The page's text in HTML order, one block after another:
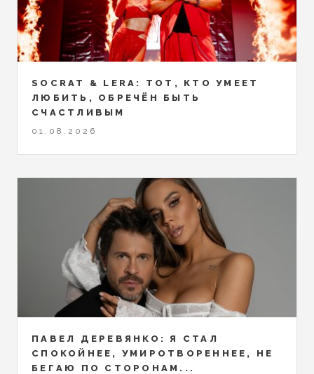
SOCRAT & LERA: ТОТ, КТО УМЕЕТ
ЛЮБИТЬ, ОБРЕЧЁН БЫТЬ
СЧАСТЛИВЫМ
01.08.2026
ПАВЕЛ ДЕРЕВЯНКО: Я СТАЛ
СПОКОЙНЕЕ, УМИРОТВОРЕННЕЕ, НЕ
БЕГАЮ ПО СТОРОНАМ...